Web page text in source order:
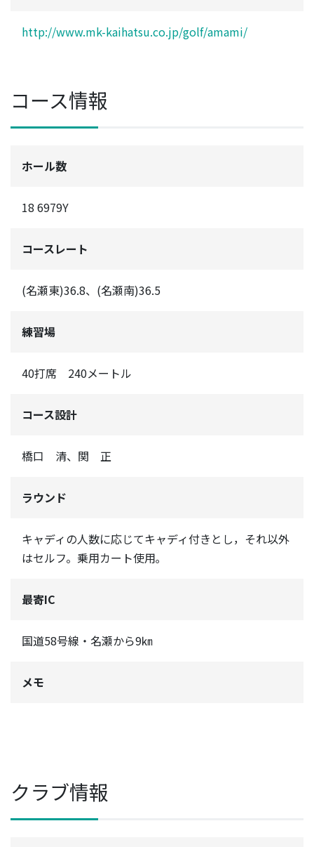
http://www.mk-kaihatsu.co.jp/golf/amami/
コース情報
ホール数
18 6979Y
コースレート
(名瀬東)36.8、(名瀬南)36.5
練習場
40打席 240メートル
コース設計
橋口 清、関 正
ラウンド
キャディの人数に応じてキャディ付きとし，それ以外
はセルフ。乗用カート使用｡
最寄IC
国道58号線・名瀬から9㎞
メモ
クラブ情報